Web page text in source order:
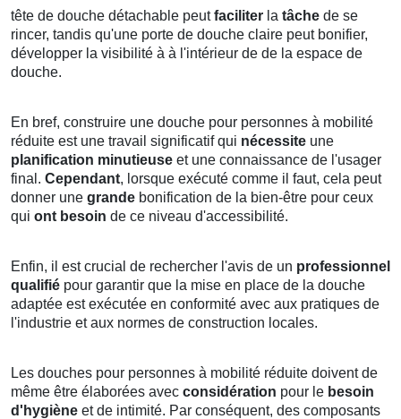
tête de douche détachable peutfaciliter la tâche de se
rincer, tandis qu'une porte de douche claire peut bonifier,
développer la visibilité à à l'intérieur de de la espace de
douche.
En bref, construire une douche pour personnes à mobilité
réduite est une travail significatif qui nécessite une
planification minutieuse et une connaissance de l'usager
final. Cependant, lorsque exécuté comme il faut, cela peut
donner une grande bonification de la bien-être pour ceux
qui ont besoin de ce niveau d'accessibilité.
Enfin, il est crucial de rechercher l'avis de un professionnel
qualifié pour garantir que la mise en place de la douche
adaptée est exécutée en conformité avec aux pratiques de
l'industrie et aux normes de construction locales.
Les douches pour personnes à mobilité réduite doivent de
même être élaborées avec considération pour le besoin
d'hygiène et de intimité. Par conséquent, des composants